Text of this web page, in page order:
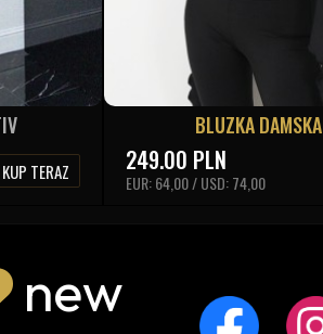
KUP TERAZ
BLUZKA DAMSKA
249.00 PLN
EUR: 64,00 / USD: 74,00
new